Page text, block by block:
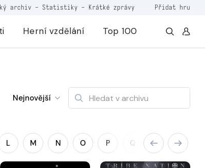
archiv - Statistiky - Krátké zprávy Přidat hru
Herní vzdělání Top 100
Nejnovější
L M N O P Q R S